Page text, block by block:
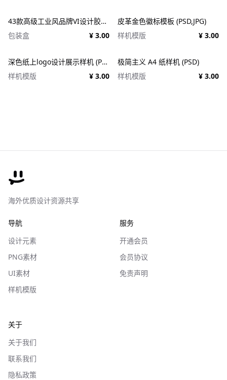
43款高级工业风品牌VI设计胶带包装纸盒名片信纸信封展示效果图PSD样机 Duct tape &#038; Box mockups
包装盒
¥ 3.00
皮革金色徽标模板 (PSD,JPG)
样机模版
¥ 3.00
深色纸上logo设计展示样机 (PSD)
样机模版
¥ 3.00
极简主义 A4 纸样机 (PSD)
样机模版
¥ 3.00
海外优质设计资源共享
导航
设计元素
PNG素材
UI素材
样机模版
服务
开通会员
会员协议
免责声明
关于
关于我们
联系我们
隐私政策